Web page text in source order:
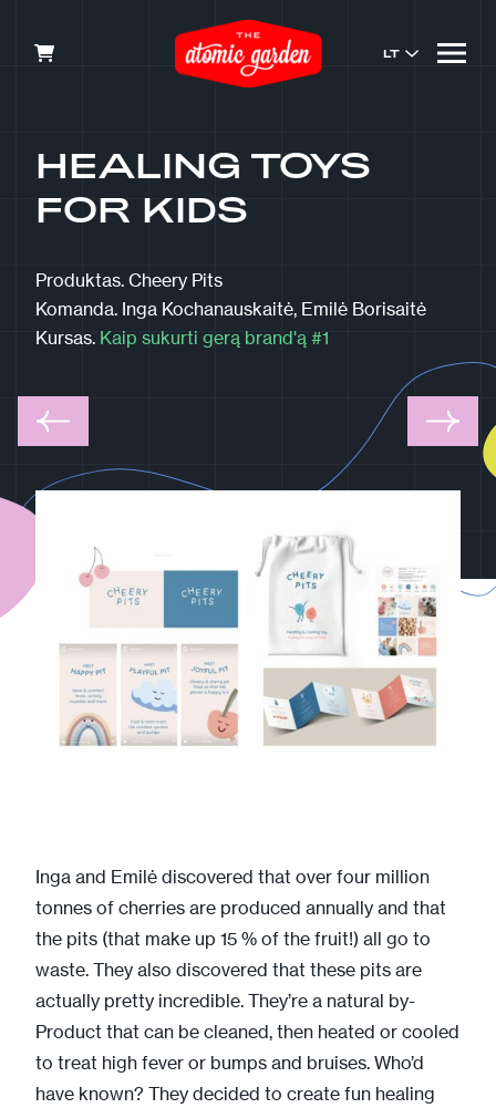
LT
HEALING TOYS
FOR KIDS
Produktas. Cheery Pits
Komanda. Inga Kochanauskaitė, Emilė Borisaitė
Kursas. Kaip sukurti gerą brand'ą #1
Inga and Emilė discovered that over four million
tonnes of cherries are produced annually and that
the pits (that make up 15 % of the fruit!) all go to
waste. They also discovered that these pits are
actually pretty incredible. They’re a natural by-
Product that can be cleaned, then heated or cooled
to treat high fever or bumps and bruises. Who’d
have known? They decided to create fun healing